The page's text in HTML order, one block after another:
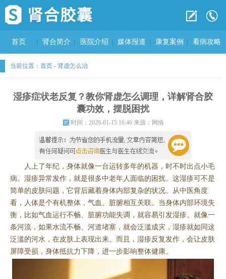
首页 肾合简介 医院介绍 媒体报道 康复案例 看病攻略
当前位置： 首页 - 肾虚怎么治
湿疹症状老反复？教你肾虚怎么调理，详解肾合胶
囊功效，摆脱困扰
时间：2026-01-15 16:46 来源：网络
人上了年纪，身体就像一台运转多年的机器，时不时出点小毛
病。湿疹异常发作，就是很多中老年人面临的困扰。这湿疹可不是
简单的皮肤问题，它背后藏着身体内部复杂的状况。从中医角度
看，人体是个有机整体，气血、脏腑相互关联。当身体内部环境失
衡，比如气血运行不畅、脏腑功能失调，就容易引发湿疹。就像一
条河流，如果水流不畅、河道堵塞，就会泛滥成灾，湿疹就如同这
泛滥的河水，在皮肤上表现出来。而且，湿疹反复发作，会让皮肤
屏障受损，身体抵抗力下降，进一步影响整体健康。